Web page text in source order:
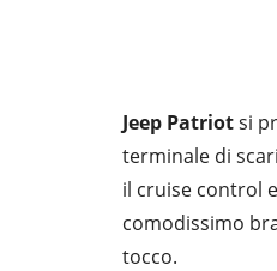
Jeep Patriotsi
terminale di
il cruise control
comodissimo
tocco.